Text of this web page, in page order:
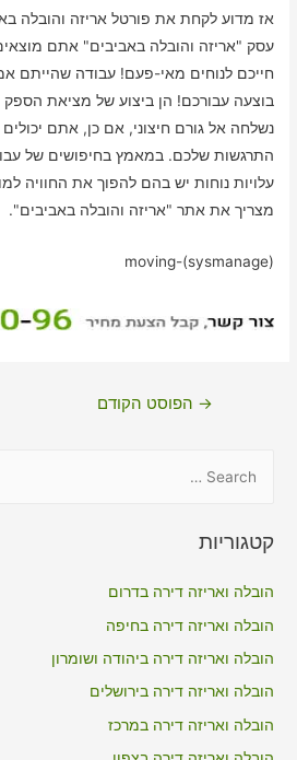
אז מדוע לקחת את פורטל אריזה והובלה
עסק "אריזה והובלה באביבים" אתם
חייכם לנוחים מאי-פעם! עבודה שהייתם
בוצעה עבורכם! הן ביצוע של מציאת הספק
נשלחה אל גורם חיצוני, אם כן, אתם
התרגשות שלכם. במאמץ בחיפושים של
עלויות נוחות יש בהם להפוך את החוויה
מצריך את אתר "אריזה והובלה באביבים".
moving-(sysmanage)
ניווט→ הפוסט הקודם
r
o
r
:
קטגוריות
הובלה ואריזה דירה בדרום
הובלה ואריזה דירה בחיפה
הובלה ואריזה דירה ביהודה ושומרון
הובלה ואריזה דירה בירושלים
הובלה ואריזה דירה במרכז